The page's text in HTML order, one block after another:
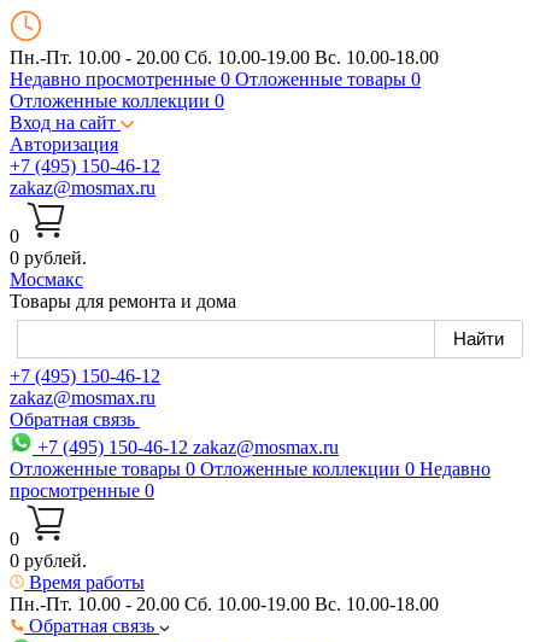
Пн.-Пт. 10.00 - 20.00 Сб. 10.00-19.00 Вс. 10.00-18.00
Недавно просмотренные 0 Отложенные товары 0
Отложенные коллекции 0
Вход на сайт
Авторизация
+7 (495) 150-46-12
zakaz@mosmax.ru
0
0 рублей.
Мосмакс
Товары для ремонта и дома
+7 (495) 150-46-12
zakaz@mosmax.ru
Обратная связь
+7 (495) 150-46-12 zakaz@mosmax.ru
Отложенные товары 0 Отложенные коллекции 0 Недавно
просмотренные 0
0
0 рублей.
Время работы
Пн.-Пт. 10.00 - 20.00 Сб. 10.00-19.00 Вс. 10.00-18.00
Обратная связь